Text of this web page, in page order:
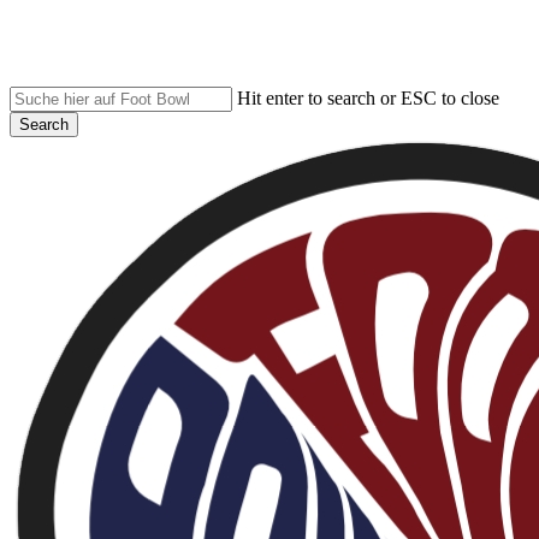
content
Hit enter to search or ESC to close
Search